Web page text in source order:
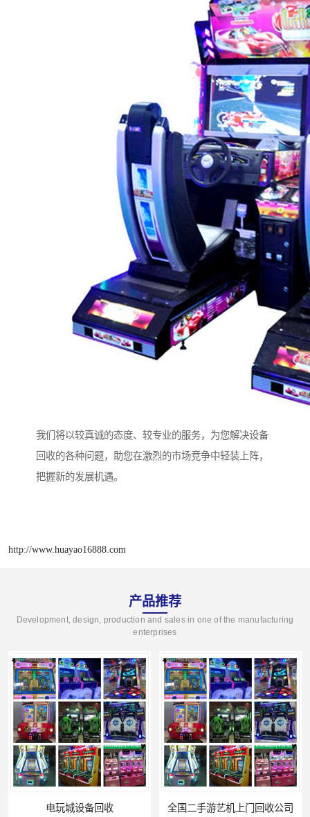
我们将以较真诚的态度、较专业的服务，为您解决设备
回收的各种问题，助您在激烈的市场竞争中轻装上阵，
把握新的发展机遇。
http://www.huayao16888.com
产品推荐
Development, design, production and sales in one of the manufacturing
enterprises
电玩城设备回收 全国二手游艺机上门回收公司